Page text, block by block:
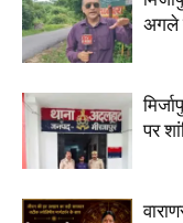
अगले
पर